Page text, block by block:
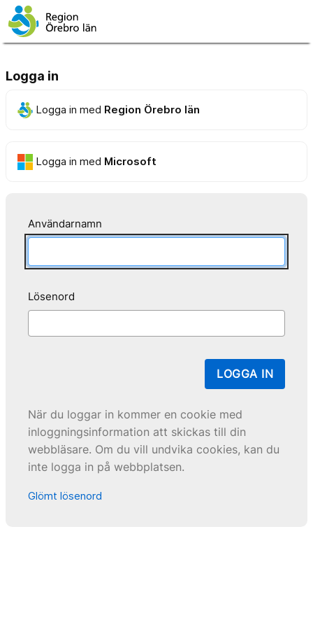
Logga in
Logga in med Region Örebro län
Logga in med Microsoft
Användarnamn
Lösenord
LOGGA IN
När du loggar in kommer en cookie med
inloggningsinformation att skickas till din
webbläsare. Om du vill undvika cookies, kan du
inte logga in på webbplatsen.
Glömt lösenord